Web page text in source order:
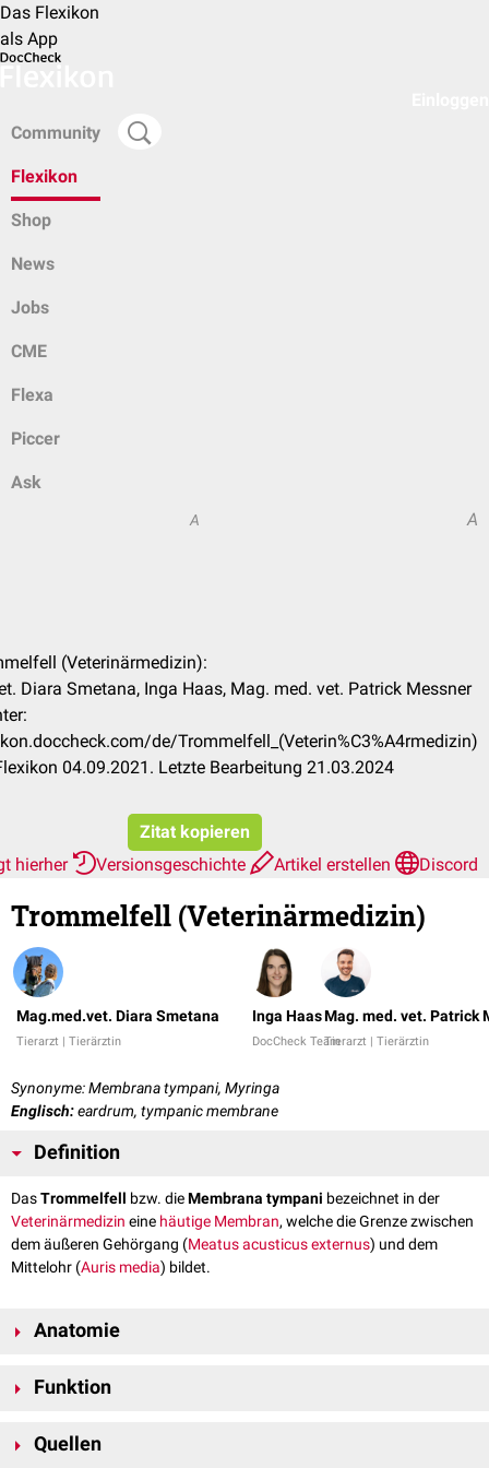
Das Flexikon
als App
Community
Flexikon
Shop
News
Jobs
CME
Flexa
Piccer
Ask
A A
(Veterinärmedizin):
Diara Smetana, Inga Haas, Mag. med. vet. Patrick Messner
de/Trommelfell_(Veterin%C3%A4rmedizin)
04.09.2021. Letzte Bearbeitung 21.03.2024
Zitat kopieren
hierher
Versionsgeschichte Artikel erstellen Discord
Trommelfell (Veterinärmedizin)
Mag.med.vet. Diara Smetana
Tierarzt | Tierärztin
Inga Haas
DocCheck Team
Mag. med. vet. Patrick
Tierarzt | Tierärztin
Synonyme: Membrana tympani, Myringa
Englisch:eardrum, tympanic membrane
Definition
DasTrommelfell bzw. dieMembrana tympani bezeichnet in der
Veterinärmedizin eine häutige Membran, welche die Grenze zwischen
dem äußeren Gehörgang (Meatus acusticus externus) und dem
Mittelohr (Auris media) bildet.
Anatomie
tympanicus, eingespannt und tierartlich unterschiedlich schräg
Eigenschicht (Stratum proprium), die außen von der
Gehörgangs (Stratum cutaneum) und innen von der
Funktion
mechanischeSchwingungen. Es überträgt die zugeleiteten
Quellen